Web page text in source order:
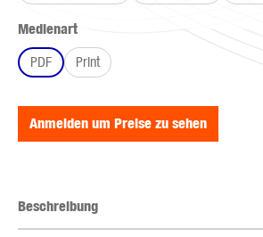
Medienartauswählen
PDF
Print
Anmelden um Preise zu sehen
Beschreibung